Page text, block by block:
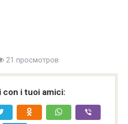
21 просмотров
con i tuoi amici: